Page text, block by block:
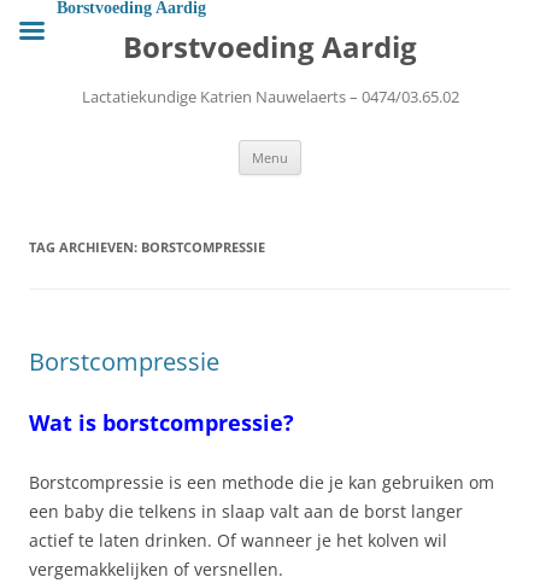
naar
de Borstvoeding Aardig
Lactatiekundige Katrien Nauwelaerts – 0474/03.65.02
Menu
TAG ARCHIEVEN: BORSTCOMPRESSIE
Borstcompressie
Wat is borstcompressie?
Borstcompressie is een methode die je kan gebruiken om
een baby die telkens in slaap valt aan de borst langer
actief te laten drinken. Of wanneer je het kolven wil
vergemakkelijken of versnellen.
Borstvoeding Aardig